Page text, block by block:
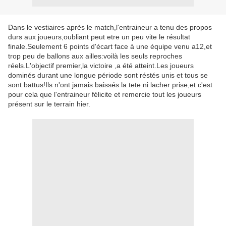
Dans le vestiaires après le match,l'entraineur a tenu des propos
durs aux joueurs,oubliant peut etre un peu vite le résultat
finale.Seulement 6 points d'écart face à une équipe venu a12,et
trop peu de ballons aux ailles:voilà les seuls reproches
réels.L'objectif premier,la victoire ,a été atteint.Les joueurs
dominés durant une longue période sont réstés unis et tous se
sont battus!Ils n'ont jamais baissés la tete ni lacher prise,et c'est
pour cela que l'entraineur félicite et remercie tout les joueurs
présent sur le terrain hier.